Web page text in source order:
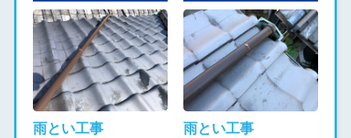
雨とい工事 雨とい工事